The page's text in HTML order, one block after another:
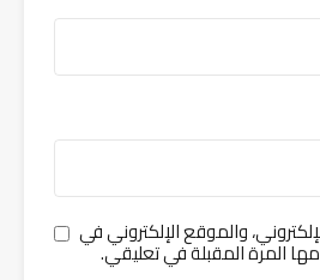
والموقع الإلكتروني في
المرة المقبلة في تعليقي.